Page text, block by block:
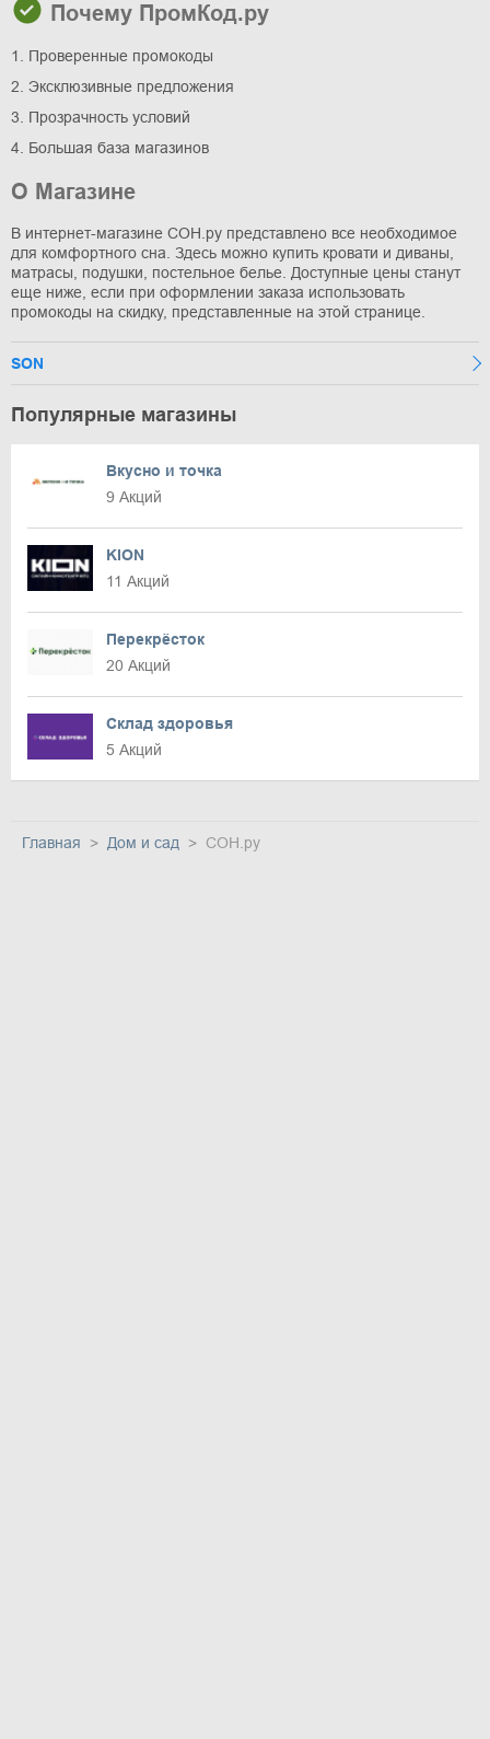
Почему ПромКод.ру
1. Проверенные промокоды
2. Эксклюзивные предложения
3. Прозрачность условий
4. Большая база магазинов
О Магазине
В интернет-магазине СОН.ру представлено все необходимое
для комфортного сна. Здесь можно купить кровати и диваны,
матрасы, подушки, постельное белье. Доступные цены станут
еще ниже, если при оформлении заказа использовать
промокоды на скидку, представленные на этой странице.
SON
Популярные магазины
Вкусно и точка
9 Акций
KION
11 Акций
Перекрёсток
20 Акций
Склад здоровья
5 Акций
Главная Дом и сад СОН.ру